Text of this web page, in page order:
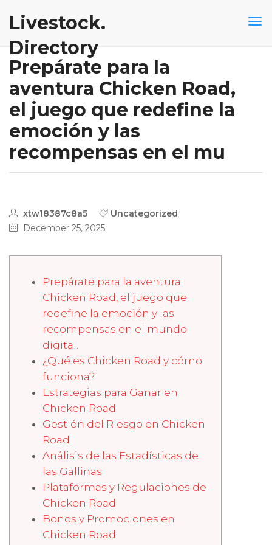
Livestock.
Directory
Prepárate para la
aventura Chicken Road,
el juego que redefine la
emoción y las
recompensas en el mu
xtw18387c8a5
Uncategorized
December 25, 2025
Prepárate para la aventura:
Chicken Road, el juego que
redefine la emoción y las
recompensas en el mundo
digital.
¿Qué es Chicken Road y cómo
funciona?
Estrategias para Ganar en
Chicken Road
Gestión del Riesgo en Chicken
Road
Análisis de las Estadísticas de
las Gallinas
Plataformas y Regulaciones de
Chicken Road
Bonos y Promociones en
Chicken Road